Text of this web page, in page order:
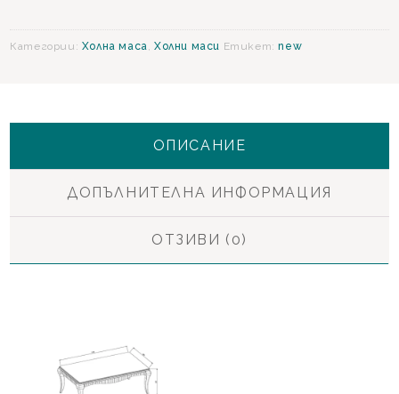
Категории: Холна маса,Холни маси Етикет:new
ОПИСАНИЕ
ДОПЪЛНИТЕЛНА ИНФОРМАЦИЯ
ОТЗИВИ (0)